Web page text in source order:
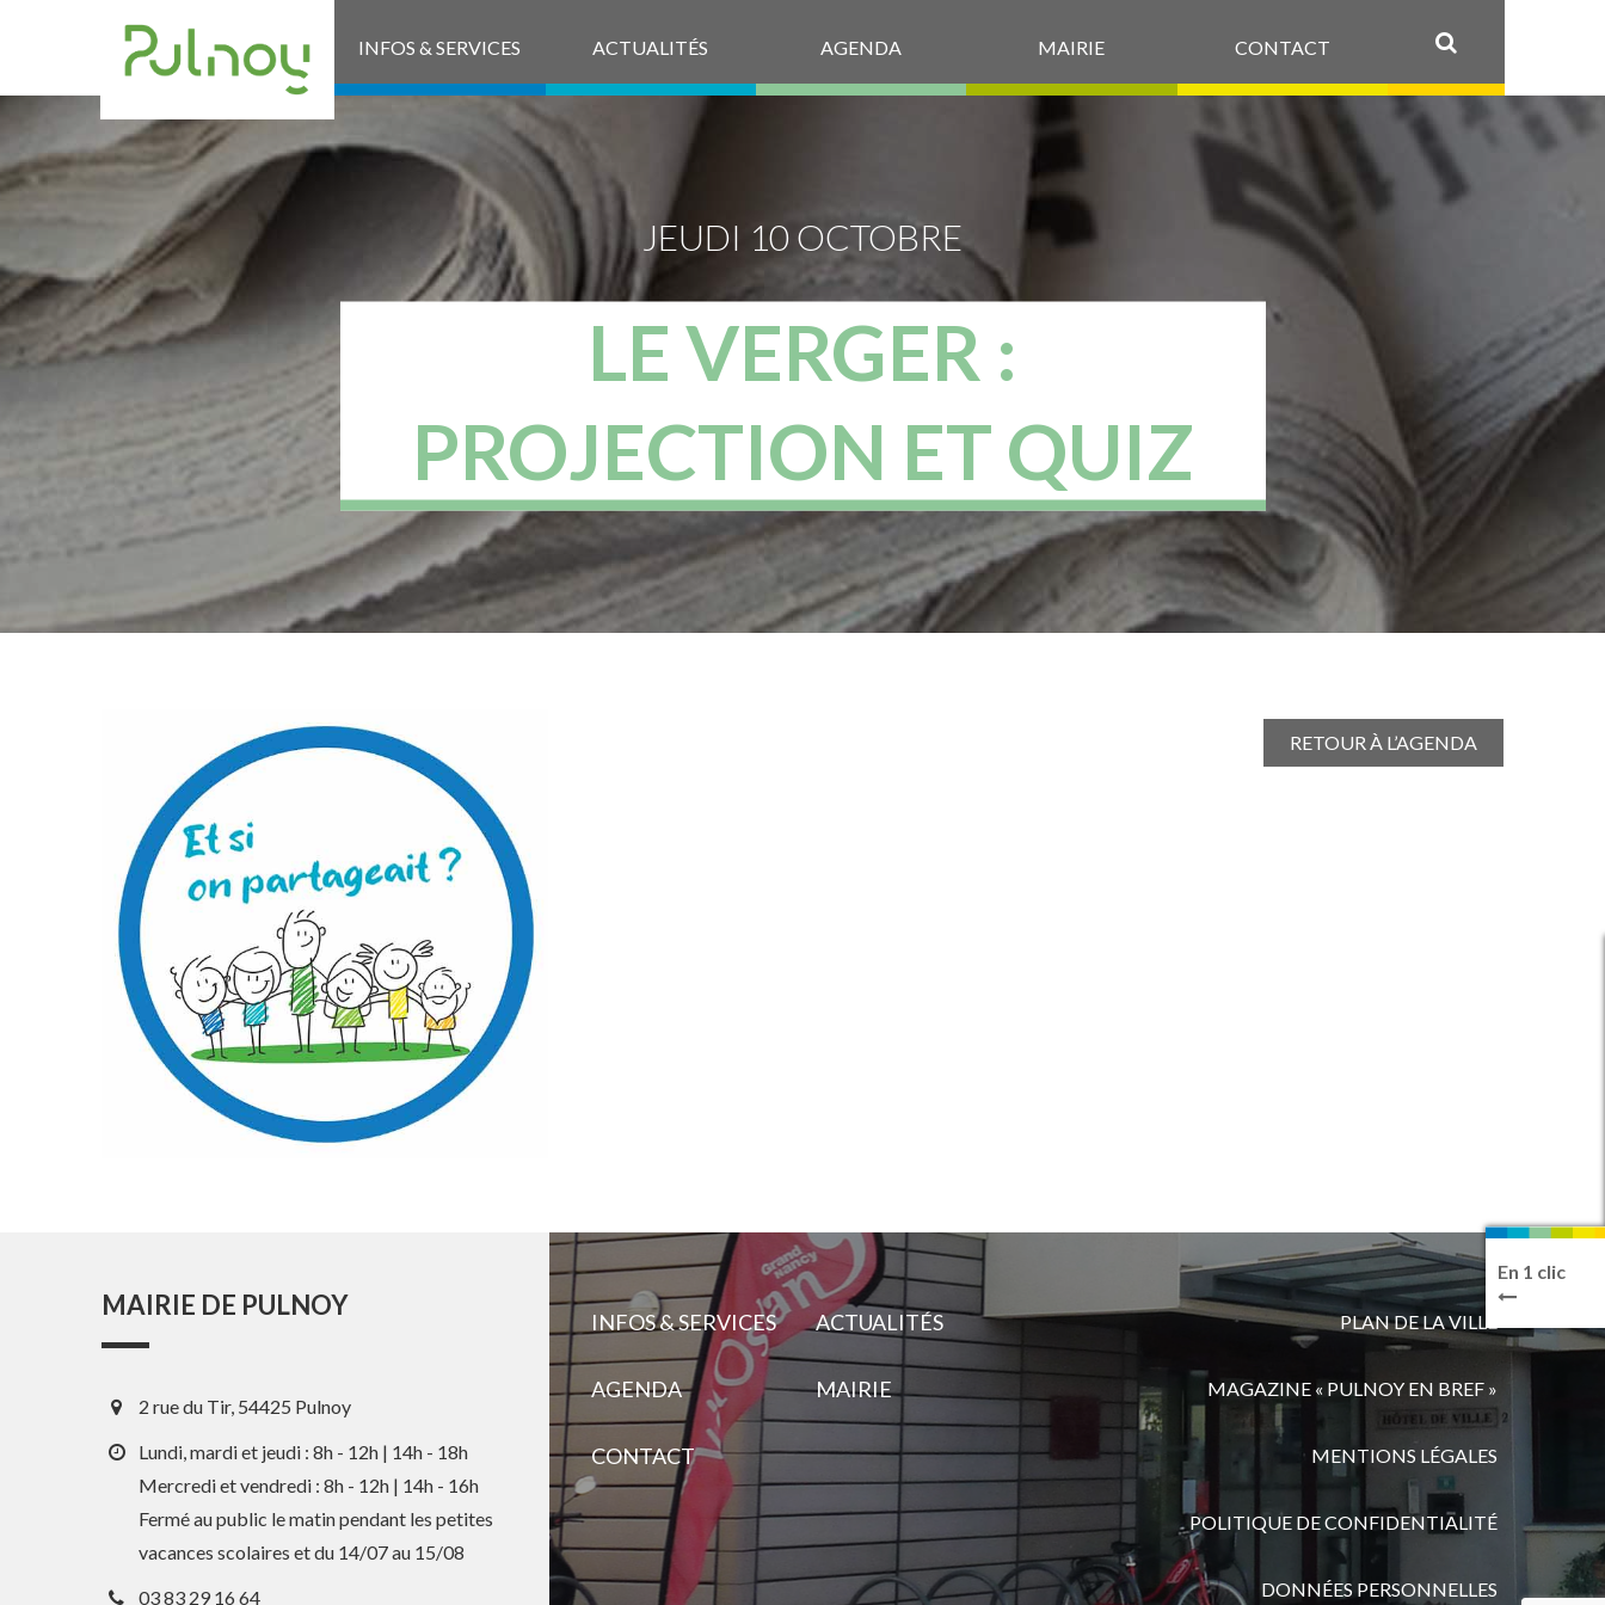
INFOS & SERVICES ACTUALITÉS AGENDA MAIRIE CONTACT
JEUDI 10 OCTOBRE
LE VERGER :
PROJECTION ET QUIZ
RETOUR À L’AGENDA
En 1 clic
MAIRIE DE PULNOY
2 rue du Tir, 54425 Pulnoy
Lundi, mardi et jeudi : 8h - 12h | 14h - 18h
Mercredi et vendredi : 8h - 12h | 14h - 16h
Fermé au public le matin pendant les petites
vacances scolaires et du 14/07 au 15/08
03 83 29 16 64
INFOS & SERVICES ACTUALITÉS
AGENDA MAIRIE
CONTACT
PLAN DE LA VILLE
MAGAZINE « PULNOY EN BREF »
MENTIONS LÉGALES
POLITIQUE DE CONFIDENTIALITÉ
DONNÉES PERSONNELLES